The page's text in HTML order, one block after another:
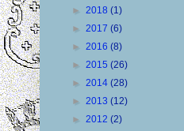
► 2018 (1)
► 2017 (6)
► 2016 (8)
► 2015 (26)
► 2014 (28)
► 2013 (12)
► 2012 (2)